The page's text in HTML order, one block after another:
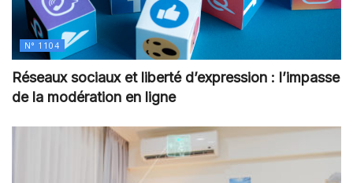
N° 1104
Réseaux sociaux et liberté d’expression : l’impasse
de la modération en ligne